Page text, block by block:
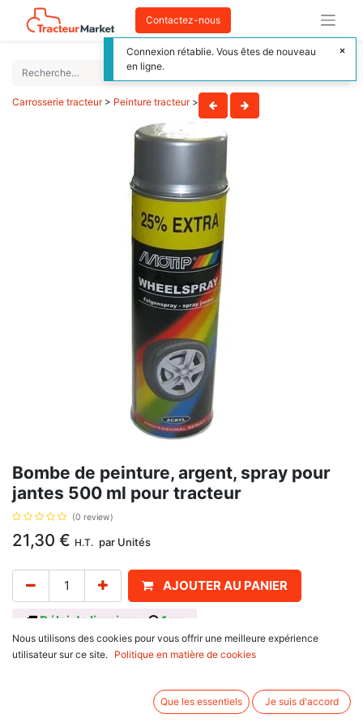
Contactez-nous
Carrosserie tracteur> Peinture tracteur>
Bombe de peinture, argent, spray pour
jantes 500 ml pour tracteur
(0 review)
21,30 € H.T. par Unités
AJOUTER AU PANIER
Délai de livraison : 1 an
Volumeé: 500 ml
Nous utilisons des cookies pour vous offrir une meilleure expérience
utilisateur sur ce site.
Politique en matière de cookies
Que les essentiels Je suis d'accord
Connexion rétablie. Vous êtes de nouveau
en ligne.